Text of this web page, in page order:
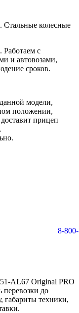
колесные
Работаем с
и автовозами,
сроков.
модели,
положении,
прицеп
8-800-
AL67 Original PRO
перевозки до
габариты техники,